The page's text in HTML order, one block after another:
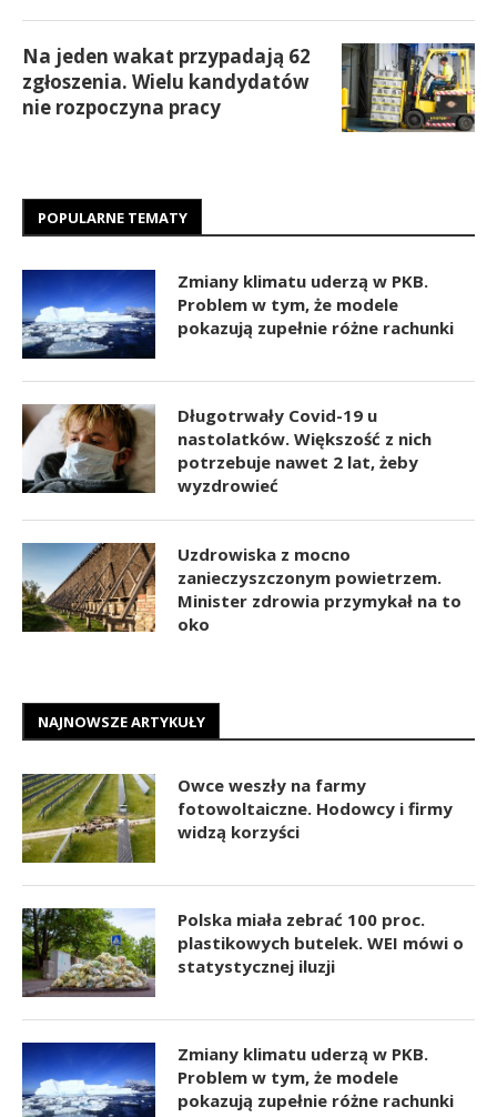
Na jeden wakat przypadają 62
zgłoszenia. Wielu kandydatów
nie rozpoczyna pracy
POPULARNE TEMATY
Zmiany klimatu uderzą w PKB.
Problem w tym, że modele
pokazują zupełnie różne rachunki
Długotrwały Covid-19 u
nastolatków. Większość z nich
potrzebuje nawet 2 lat, żeby
wyzdrowieć
Uzdrowiska z mocno
zanieczyszczonym powietrzem.
Minister zdrowia przymykał na to
oko
NAJNOWSZE ARTYKUŁY
Owce weszły na farmy
fotowoltaiczne. Hodowcy i firmy
widzą korzyści
Polska miała zebrać 100 proc.
plastikowych butelek. WEI mówi o
statystycznej iluzji
Zmiany klimatu uderzą w PKB.
Problem w tym, że modele
pokazują zupełnie różne rachunki